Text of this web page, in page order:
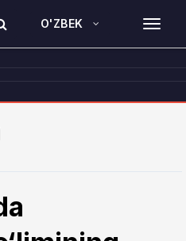
O'ZBEK